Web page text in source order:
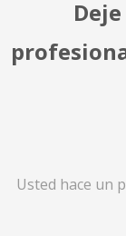
Usted hace un